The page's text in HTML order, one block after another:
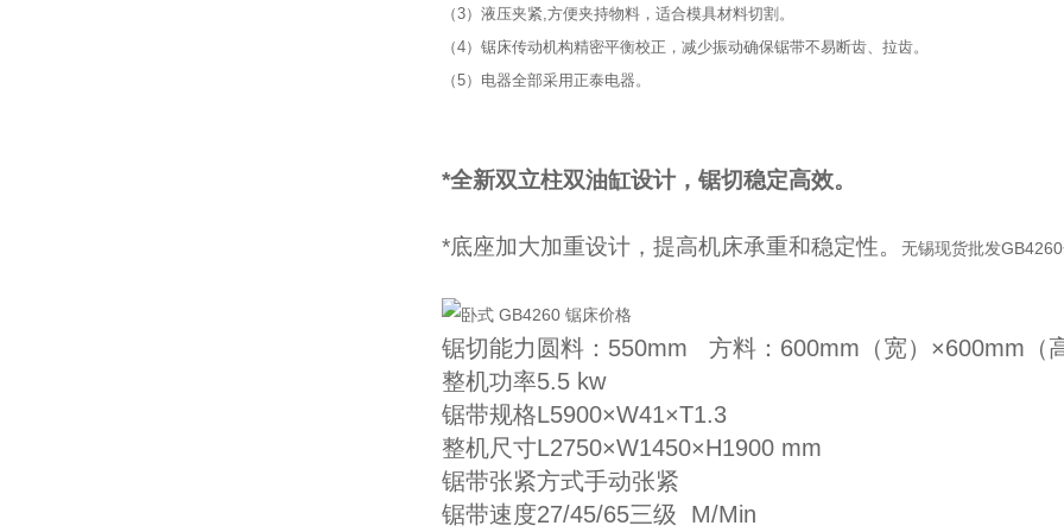
（3）液压夹紧,方便夹持物料，适合模具材料切割。
（4）锯床传动机构精密平衡校正，减少振动确保锯带不易断齿、拉齿。
（5）电器全部采用正泰电器。
*全新双立柱双油缸设计，锯切稳定高效。
*底座加大加重设计，提高机床承重和稳定性。 无锡现货批发
锯切能力圆料：550mm 方料：600mm（宽）×600mm（高
整机功率5.5 kw
锯带规格L5900×W41×T1.3
整机尺寸L2750×W1450×H1900 mm
锯带张紧方式手动张紧
锯带速度27/45/65三级 M/Min